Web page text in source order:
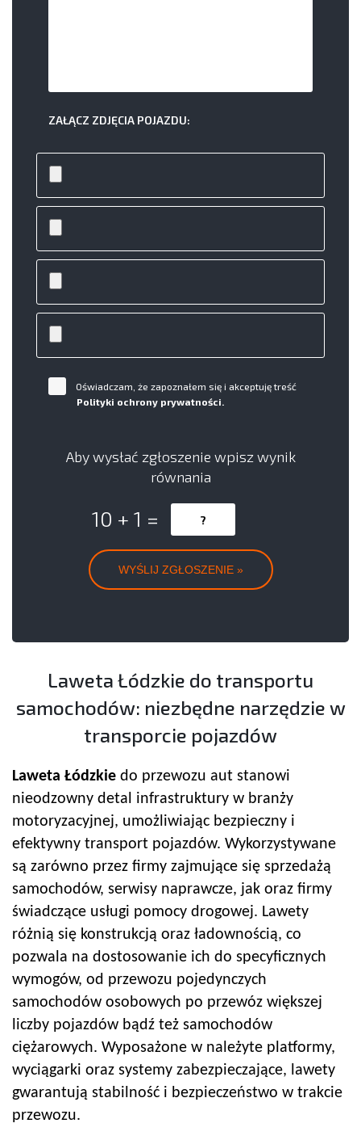
ZAŁĄCZ ZDJĘCIA POJAZDU:
Oświadczam, że zapoznałem się i akceptuję treść
Polityki ochrony prywatności.
Aby wysłać zgłoszenie wpisz wynik
równania
10 + 1 =
Laweta Łódzkie do transportu
samochodów: niezbędne narzędzie w
transporcie pojazdów
Laweta Łódzkie do przewozu aut stanowi
nieodzowny detal infrastruktury w branży
motoryzacyjnej, umożliwiając bezpieczny i
efektywny transport pojazdów. Wykorzystywane
są zarówno przez firmy zajmujące się sprzedażą
samochodów, serwisy naprawcze, jak oraz firmy
świadczące usługi pomocy drogowej. Lawety
różnią się konstrukcją oraz ładownością, co
pozwala na dostosowanie ich do specyficznych
wymogów, od przewozu pojedynczych
samochodów osobowych po przewóz większej
liczby pojazdów bądź też samochodów
ciężarowych. Wyposażone w należyte platformy,
wyciągarki oraz systemy zabezpieczające, lawety
gwarantują stabilność i bezpieczeństwo w trakcie
przewozu.